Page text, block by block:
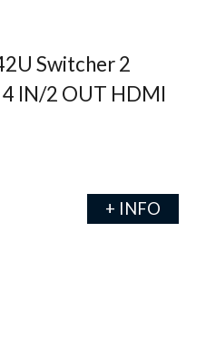
Switcher 2
4 IN/2 OUT HDMI
+ INFO